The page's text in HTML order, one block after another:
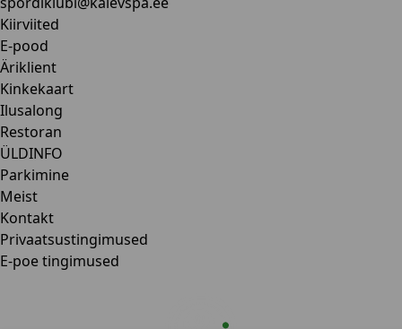
Kiirviited
E-pood
Äriklient
Kinkekaart
Ilusalong
Restoran
ÜLDINFO
Parkimine
Meist
Kontakt
Privaatsustingimused
E-poe tingimused